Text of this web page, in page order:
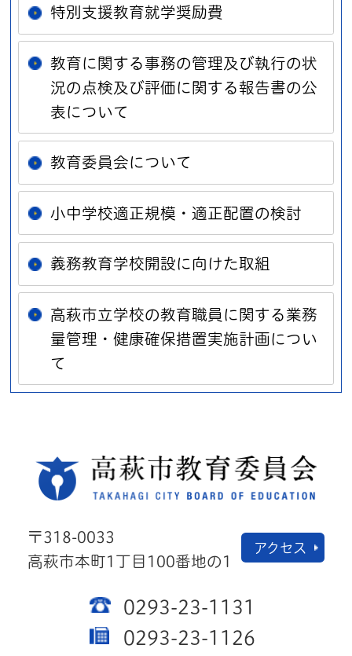
特別支援教育就学奨励費
教育に関する事務の管理及び執行の状
況の点検及び評価に関する報告書の公
表について
教育委員会について
小中学校適正規模・適正配置の検討
義務教育学校開設に向けた取組
高萩市立学校の教育職員に関する業務
量管理・健康確保措置実施計画につい
て
〒318-0033
高萩市本町1丁目100番地の1
アクセス
0293-23-1131
0293-23-1126